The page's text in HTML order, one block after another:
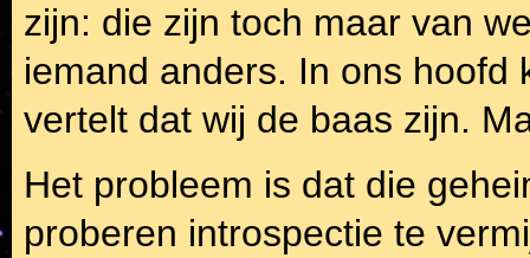
zijn: die zijn toch maar van
iemand anders. In ons hoofd
vertelt dat wij de baas zijn.
Het probleem is dat die
proberen introspectie te